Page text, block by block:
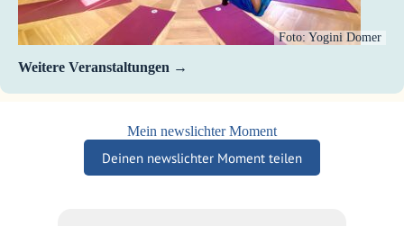
Foto: Yogini Domer
Weitere Veranstaltungen
Mein newslichter Moment
Deinen newslichter Moment teilen